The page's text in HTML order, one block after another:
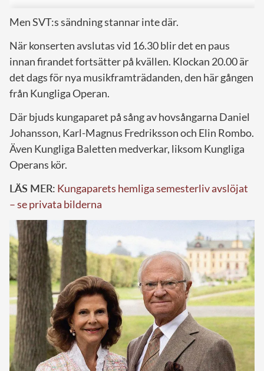
Men SVT:s sändning stannar inte där.
När konserten avslutas vid 16.30 blir det en paus
innan firandet fortsätter på kvällen. Klockan 20.00 är
det dags för nya musikframträdanden, den här gången
från Kungliga Operan.
Där bjuds kungaparet på sång av hovsångarna Daniel
Johansson, Karl-Magnus Fredriksson och Elin Rombo.
Även Kungliga Baletten medverkar, liksom Kungliga
Operans kör.
LÄS MER: Kungaparets hemliga semesterliv avslöjat
– se privata bilderna